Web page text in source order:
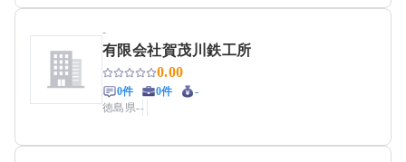
-
有限会社賀茂川鉄工所
0.00
0件 0件
-
徳島県--